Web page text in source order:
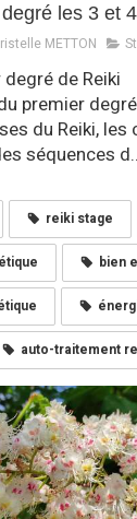
les 3 et
METTON
de Reiki
premier
du Reiki,
séquences
reiki stage
bien
auto-traitement